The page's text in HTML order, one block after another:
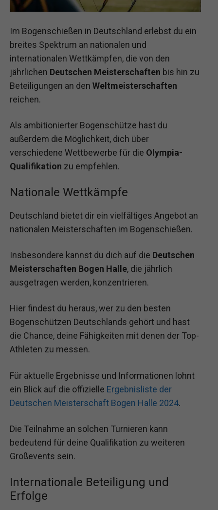
Im Bogenschießen in Deutschland erlebst du ein
breites Spektrum an nationalen und
internationalen Wettkämpfen, die von den
jährlichen Deutschen Meisterschaften bis hin zu
Beteiligungen an den Weltmeisterschaften
reichen.
Als ambitionierter Bogenschütze hast du
außerdem die Möglichkeit, dich über
verschiedene Wettbewerbe für die Olympia-
Qualifikation zu empfehlen.
Nationale Wettkämpfe
Deutschland bietet dir ein vielfältiges Angebot an
nationalen Meisterschaften im Bogenschießen.
Insbesondere kannst du dich auf die Deutschen
Meisterschaften Bogen Halle, die jährlich
ausgetragen werden, konzentrieren.
Hier findest du heraus, wer zu den besten
Bogenschützen Deutschlands gehört und hast
die Chance, deine Fähigkeiten mit denen der Top-
Athleten zu messen.
Für aktuelle Ergebnisse und Informationen lohnt
ein Blick auf die offizielle Ergebnisliste der
Deutschen Meisterschaft Bogen Halle 2024.
Die Teilnahme an solchen Turnieren kann
bedeutend für deine Qualifikation zu weiteren
Großevents sein.
Internationale Beteiligung und
Erfolge